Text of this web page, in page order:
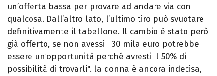
un’offerta bassa per provare ad andare via con
qualcosa. Dall’altro lato, l’ultimo tiro può svuotare
definitivamente il tabellone. Il cambio è stato però
già offerto, se non avessi i 30 mila euro potrebbe
essere un’opportunità perché avresti il 50% di
possibilità di trovarli". la donna è ancora indecisa,